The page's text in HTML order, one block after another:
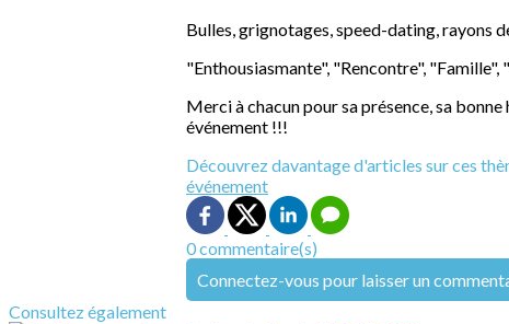
Bulles, grignotages, speed-dating, rayons
"Enthousiasmante", "Rencontre",
Merci à chacun pour sa présence, sa
événement !!!
Découvrez davantage d'articles sur ces
événement
0 commentaire(s)
Connectez-vous pour laisser un
Consultez également